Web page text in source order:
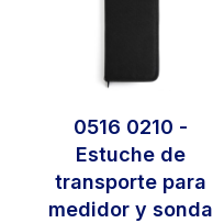
0516 0210 -
Estuche de
transporte para
medidor y sonda